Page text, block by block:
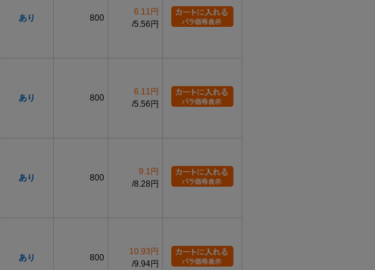
あり 800
6.11円
5.56円
あり 800
6.11円
5.56円
あり 800
9.1円
8.28円
あり 800
10.93円
9.94円